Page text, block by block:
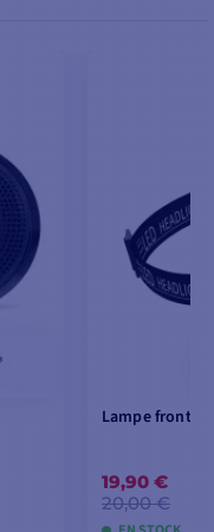
Lampe
19,90 €
20,00 €